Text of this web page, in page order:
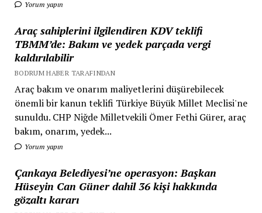
Yorum yapın
Araç sahiplerini ilgilendiren KDV teklifi
TBMM’de: Bakım ve yedek parçada vergi
kaldırılabilir
BODRUM HABER TARAFINDAN
Araç bakım ve onarım maliyetlerini düşürebilecek
önemli bir kanun teklifi Türkiye Büyük Millet Meclisi'ne
sunuldu. CHP Niğde Milletvekili Ömer Fethi Gürer, araç
bakım, onarım, yedek...
Yorum yapın
Çankaya Belediyesi’ne operasyon: Başkan
Hüseyin Can Güner dahil 36 kişi hakkında
gözaltı kararı